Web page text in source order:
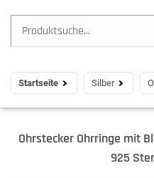
Startseite Silber
Ohrstecker Ohrringe mit
925